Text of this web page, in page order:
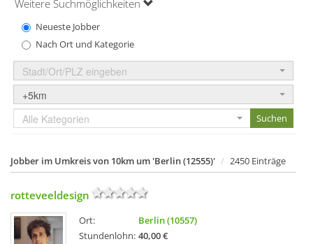
Weitere Suchmöglichkeiten
Neueste Jobber
Nach Ort und Kategorie
Stadt/Ort/PLZ eingeben
+5km
Alle Kategorien
Jobber im Umkreis von 10km um 'Berlin (12555)' 2450 Einträge
rotteveeldesign
Ort:
Berlin (10557)
Stundenlohn: 40,00 €